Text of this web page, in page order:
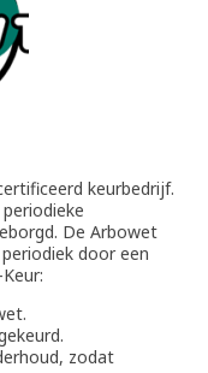
keurbedrijf.
De Arbowet
door een
zodat